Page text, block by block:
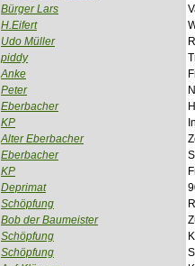
Bürger Lars
H.Eifert
Udo Müller
piddy
Anke
Peter
Eberbacher
KP
Alter Eberbacher
Eberbacher
KP
Deprimat
Schöpfung
Bob der Baumeister
Schöpfung
Schöpfung